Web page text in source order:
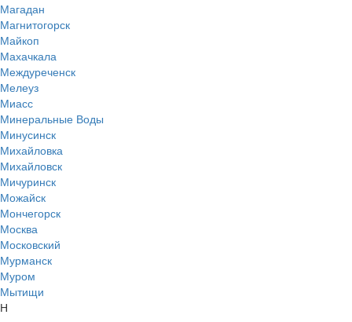
Магадан
Магнитогорск
Майкоп
Махачкала
Междуреченск
Мелеуз
Миасс
Минеральные Воды
Минусинск
Михайловка
Михайловск
Мичуринск
Можайск
Мончегорск
Москва
Московский
Мурманск
Муром
Мытищи
Н